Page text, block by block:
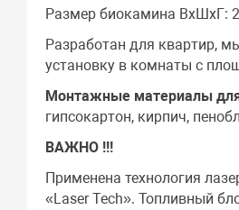
Размер биокамина ВхШхГ:
Разработан для квартир,
установку в комнаты с
Монтажные материалы
гипсокартон, кирпич,
ВАЖНО !!!
Применена технология
«Laser Tech». Топливный